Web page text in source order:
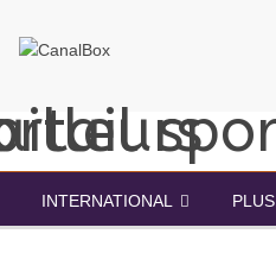
INTERNATIONAL PLUS